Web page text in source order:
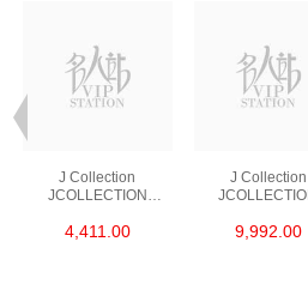
J Collection
JCOLLECTION
RDDI 0.48 CT18KR
4,411.00
J Collection
RDDI 1.34
9,992.00